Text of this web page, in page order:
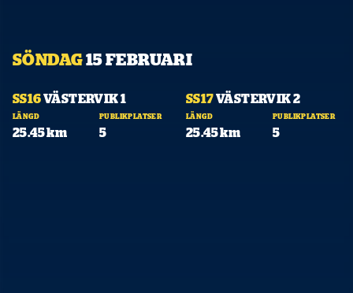
SÖNDAG15 FEBRUARI
07:33
SS16VÄSTERVIK 1
LÄNGD
25.45 km
PUBLIKPLATSER
5
10:11
SS17VÄSTERVIK 2
LÄNGD
25.45 km
PUBLIKPLATSER
5